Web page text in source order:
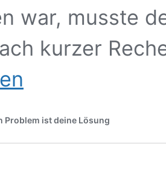
war, musste
kurzer
Problem ist deine Lösung